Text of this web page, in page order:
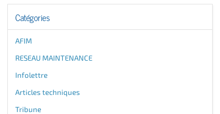
Catégories
AFIM
RESEAU MAINTENANCE
Infolettre
Articles techniques
Tribune